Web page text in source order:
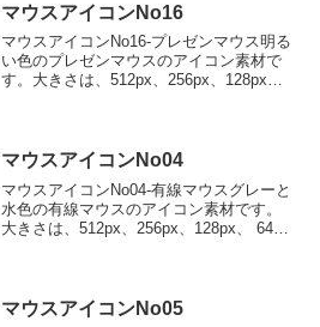
マウスアイコンNo16
マウスアイコンNo16-プレゼンマウス明る
い色のプレゼンマウスのアイコン素材で
す。大きさは、512px、256px、128px、
マウスアイコンNo04
マウスアイコンNo04-有線マウスグレーと
水色の有線マウスのアイコン素材です。
大きさは、512px、256px、128px、 64px
マウスアイコンNo05